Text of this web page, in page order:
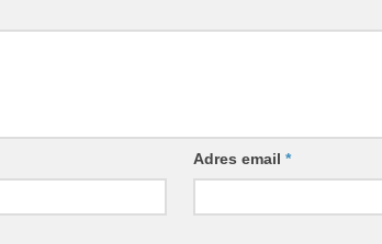
Adres email*